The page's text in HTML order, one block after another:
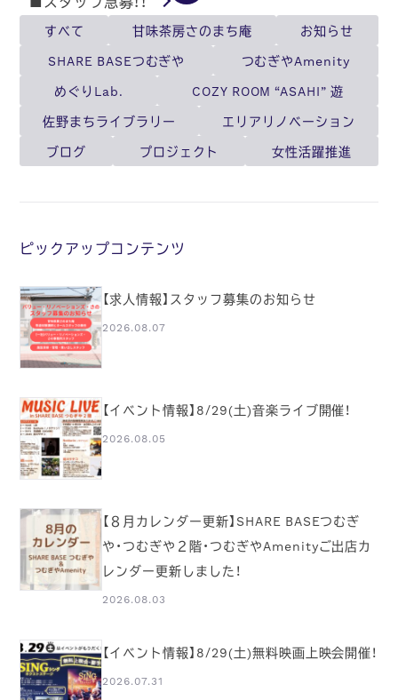
すべて 甘味茶房さのまち庵
お知らせ
SHARE BASEつむぎや
つむぎやAmenity
めぐりLab.
COZY ROOM “ASAHI” 遊
佐野まちライブラリー
エリアリノベーション
ブログ
プロジェクト 女性活躍推進
ピックアップコンテンツ
【求人情報】スタッフ募集のお知らせ
2026.08.07
【イベント情報】8/29(土)音楽ライブ開催！
2026.08.05
【８月カレンダー更新】SHARE BASEつむぎ
や・つむぎや２階・つむぎやAmenityご出店カ
レンダー更新しました！
2026.08.03
【イベント情報】8/29(土)無料映画上映会開催！
2026.07.31